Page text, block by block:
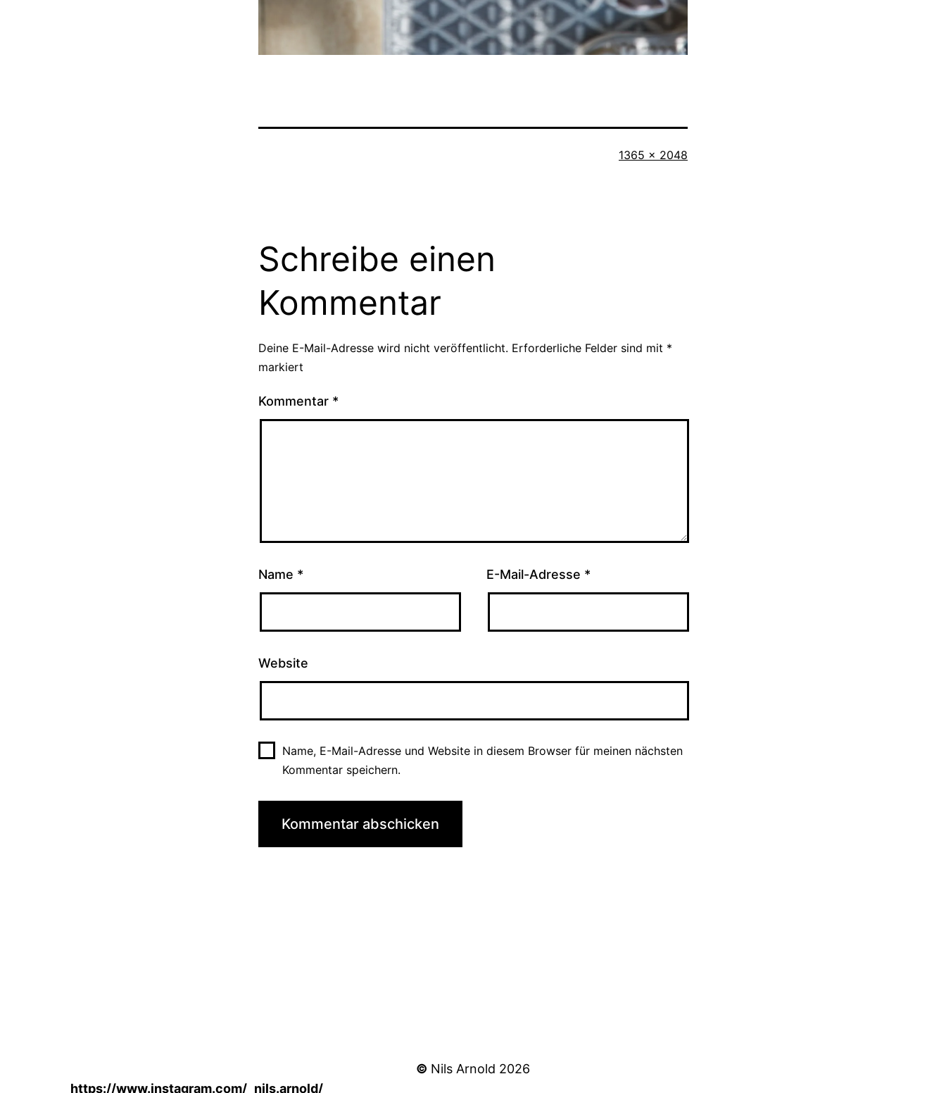
Originalgröße
1365 × 2048
Schreibe einen
Kommentar
Deine E-Mail-Adresse wird nicht veröffentlicht. Erforderliche Felder sind mit *
markiert
Kommentar *
Name * E-Mail-Adresse *
Website
Name, E-Mail-Adresse und Website in diesem Browser für meinen nächsten
Kommentar speichern.
https://www.instagram.com/_nils.arnold/
© Nils Arnold 2026